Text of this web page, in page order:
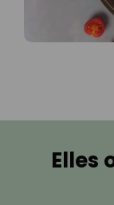
Elles